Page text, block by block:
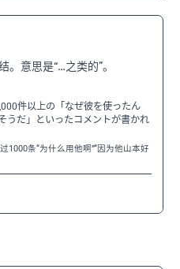
。意思是“…之类的”。
件以上の「なぜ彼を使ったん
うだ」といったコメントが書かれ
1000条“为什么用他啊”“因为他山本好